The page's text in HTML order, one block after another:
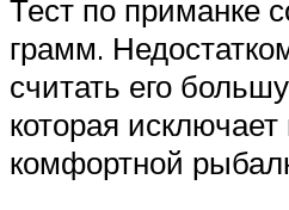
Тест по приманке
грамм.
считать его
которая
комфортной